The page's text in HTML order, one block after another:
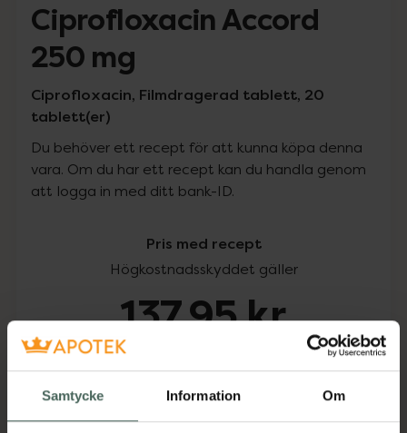
Samtycke Information Om
Ciprofloxacin Accord
250 mg
Ciprofloxacin, Filmdragerad tablett, 20
tablett(er)
Du behöver ett recept för att kunna köpa denna
vara. Om du har ett recept kan du handla genom
att logga in med ditt bank-ID.
Pris med recept
Högkostnadsskyddet gäller
137,95 kr
Köp via ditt recept